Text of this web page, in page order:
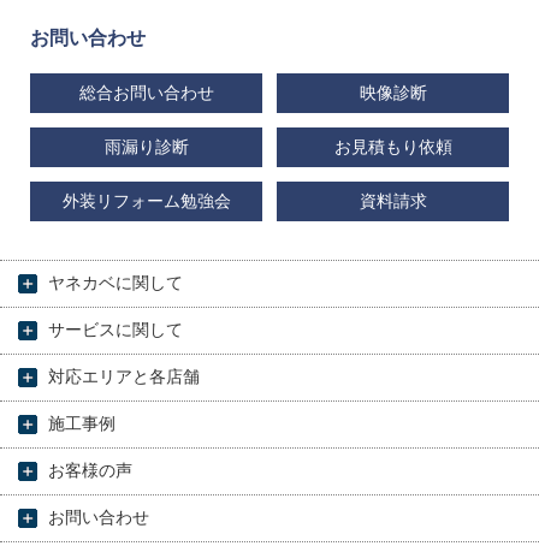
お問い合わせ
総合お問い合わせ 映像診断
雨漏り診断 お見積もり依頼
外装リフォーム勉強会 資料請求
ヤネカベに関して
サービスに関して
対応エリアと各店舗
施工事例
お客様の声
お問い合わせ